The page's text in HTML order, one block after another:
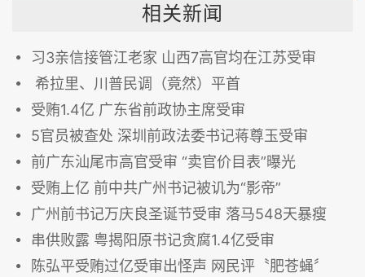
相关新闻
习3亲信接管江老家 山西7高官均在江苏受审
希拉里、川普民调（竟然）平首
受贿1.4亿 广东省前政协主席受审
5官员被查处 深圳前政法委书记蒋尊玉受审
前广东汕尾市高官受审 “卖官价目表”曝光
受贿上亿 前中共广州书记被讥为“影帝”
广州前书记万庆良圣诞节受审 落马548天暴瘦
串供败露 粤揭阳原书记贪腐1.4亿受审
陈弘平受贿过亿受审出怪声 网民评〝肥苍蝇〞